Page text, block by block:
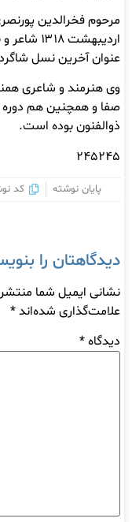
عنوان آخرین نسل
وی هنرمند و شاعری
صفا و همچنین هم دوره
ذوالفنون بوده است.
۲۴۵۲۴۵
پایان نوشته کد
دیدگاهتان را
نشانی ایمیل شما
علامت‌گذاری شده‌اند*
دیدگاه*